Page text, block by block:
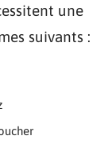
une
suivants :